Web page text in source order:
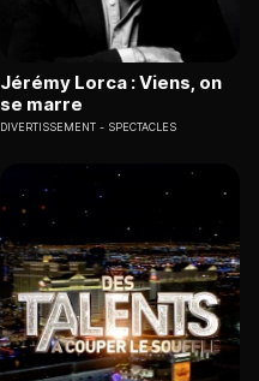
Jérémy Lorca : Viens, on
se marre
DIVERTISSEMENT SPECTACLES